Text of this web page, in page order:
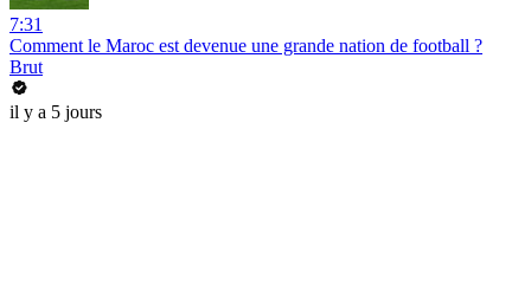
7:31
Comment le Maroc est devenue une grande nation de football ?
Brut
il y a 5 jours